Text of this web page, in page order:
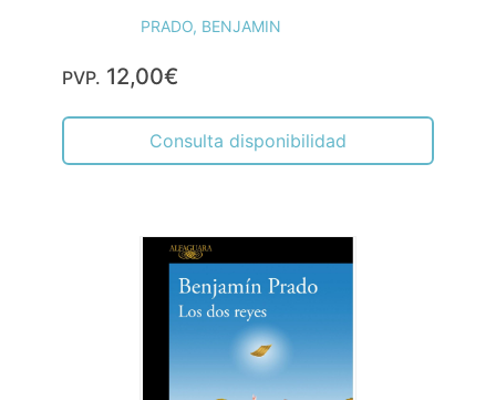
PRADO, BENJAMIN
PVP. 12,00€
Consulta disponibilidad